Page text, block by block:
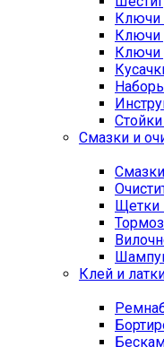
Ключи
Ключи
Смазки и
Щетки
Клей и